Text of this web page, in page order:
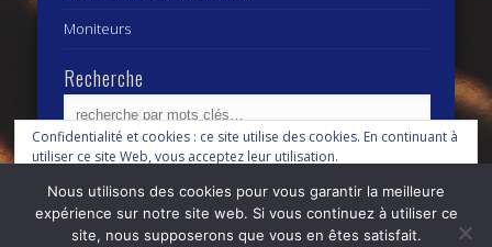
Moniteurs
Recherche
Archives
Archives
Confidentialité et cookies : ce site utilise des cookies. En continuant à
utiliser ce site Web, vous acceptez leur utilisation.
Pour en savoir plus, notamment sur la façon de contrôler les cookies,
consultez :Politique relative aux cookies
Nous utilisons des cookies pour vous garantir la meilleure
expérience sur notre site web. Si vous continuez à utiliser ce
site, nous supposerons que vous en êtes satisfait.